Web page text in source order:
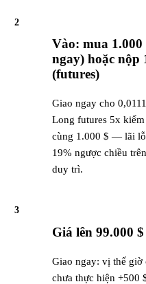
2
Vào: mua
ngay) hoặc nộp
(futures)
Giao ngay cho
Long futures 5x
cùng 1.000 $ — lãi lỗ
19% ngược chiều
duy trì.
3
Giá lên 99.000
Giao ngay: vị thế giờ
chưa thực hiện +500